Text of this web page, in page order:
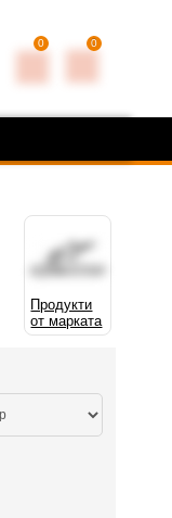
0 0
Продукти
от марката